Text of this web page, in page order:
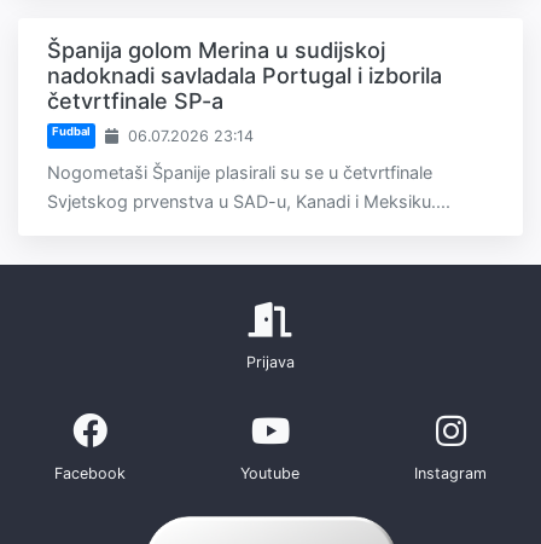
Španija golom Merina u sudijskoj
nadoknadi savladala Portugal i izborila
četvrtfinale SP-a
Fudbal 06.07.2026 23:14
Nogometaši Španije plasirali su se u četvrtfinale
Svjetskog prvenstva u SAD-u, Kanadi i Meksiku....
Prijava
Facebook Youtube Instagram